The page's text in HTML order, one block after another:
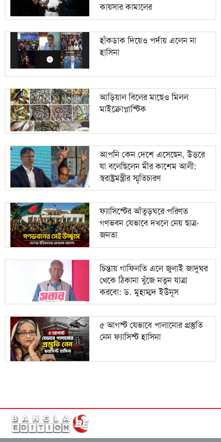
কায়সার কামালের
হাঁকডাক দিয়েও পর্দায় এলেন না
হাসিনা
আড়িয়াল বিলের মাছেও মিলল
মাইক্রোপ্লাস্টিক
আপনি কেন দেশে এসেছেন, উত্তরে
যা বলেছিলেন মীর কাশেম আলী:
স্বরাষ্ট্রমন্ত্রীর স্মৃতিচারণ
ফ্যাসিস্টের আঁতুড়ঘরে পরিণত
গণভবন যেভাবে দখলে নেয় ছাত্র-
জনতা
চিন্তায় গাফিলতি এলে জুলাই জাদুঘর
থেকে ঠিকানা খুঁজে নতুন যাত্রা
করবো: ড. মুহাম্মদ ইউনূস
৫ আগস্ট যেভাবে পালানোর প্রস্তুতি
নেন ফ্যাসিস্ট হাসিনা